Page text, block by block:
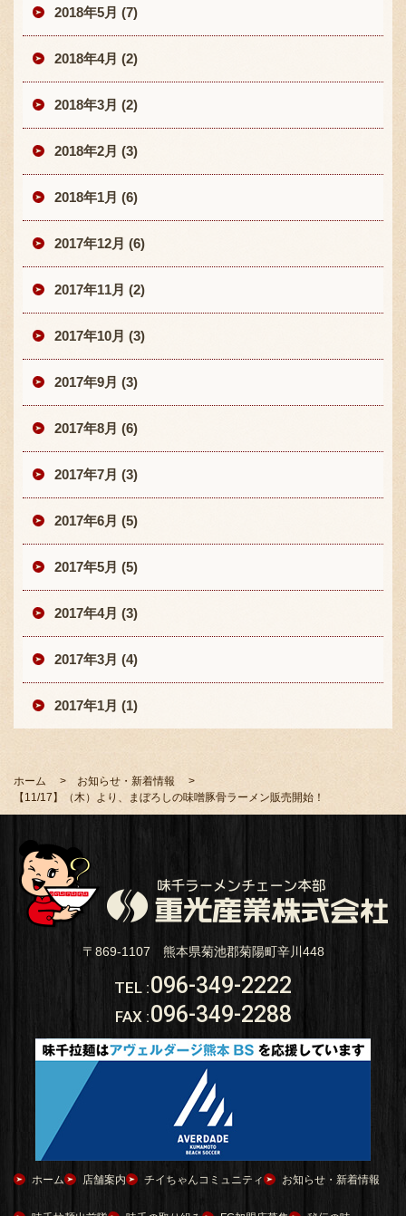
2018年5月 (7)
2018年4月 (2)
2018年3月 (2)
2018年2月 (3)
2018年1月 (6)
2017年12月 (6)
2017年11月 (2)
2017年10月 (3)
2017年9月 (3)
2017年8月 (6)
2017年7月 (3)
2017年6月 (5)
2017年5月 (5)
2017年4月 (3)
2017年3月 (4)
2017年1月 (1)
ホーム
お知らせ・新着情報
【11/17】（木）より、まぼろしの味噌豚骨ラーメン販売開始！
〒869-1107 熊本県菊池郡菊陽町辛川448
TEL :096-349-2222
FAX :096-349-2288
ホーム 店舗案内 チイちゃんコミュニティ お知らせ・新着情報